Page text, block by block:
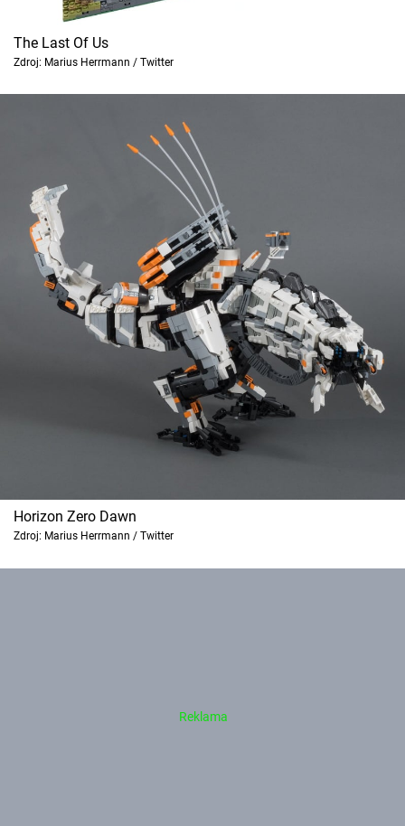
The Last Of Us
Zdroj: Marius Herrmann / Twitter
Horizon Zero Dawn
Zdroj: Marius Herrmann / Twitter